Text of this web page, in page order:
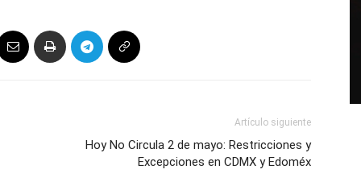
Artículo siguiente
Hoy No Circula 2 de mayo: Restricciones y
Excepciones en CDMX y Edoméx